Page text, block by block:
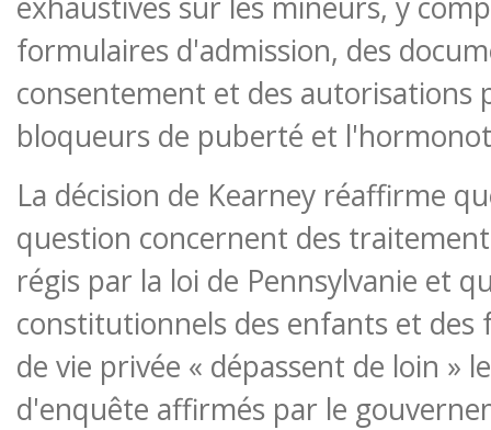
formulaires d'admission, des
consentement et des autorisations
bloqueurs de puberté et
La décision de Kearney réaffirme
question concernent des
régis par la loi de Pennsylvanie et
constitutionnels des enfants et des
de vie privée « dépassent de loin »
d'enquête affirmés par le